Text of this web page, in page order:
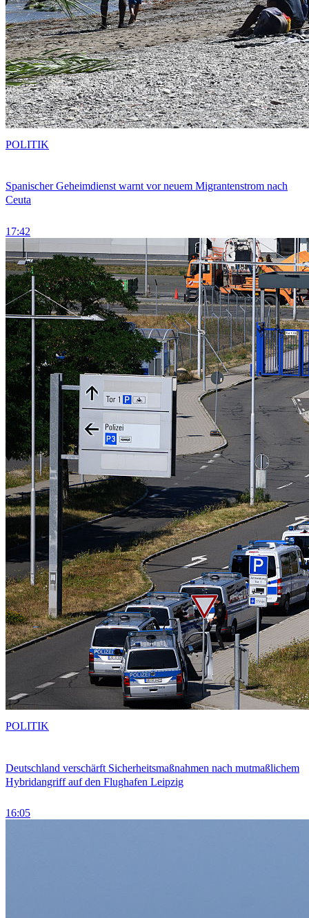
Spanischer Geheimdienst warnt vor neuem Migrantenstrom nach
Ceuta
17:42
POLITIK
Deutschland verschärft Sicherheitsmaßnahmen nach mutmaßlichem
Hybridangriff auf den Flughafen Leipzig
16:05
POLITIK